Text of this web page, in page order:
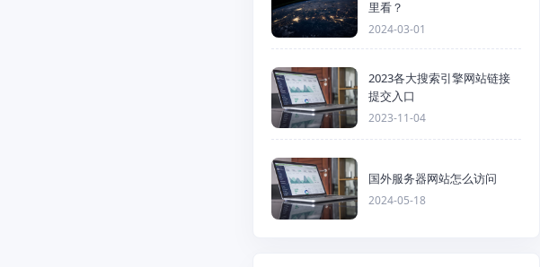
里看？
2024-03-01
2023各大搜索引擎网站链接
提交入口
2023-11-04
国外服务器网站怎么访问
2024-05-18